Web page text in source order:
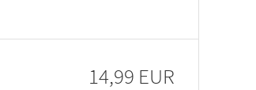
14,99 EUR